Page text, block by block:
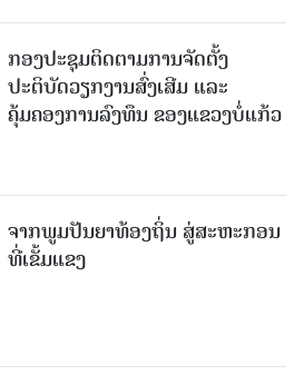
ກອງປະຊຸມຕິດຕາມການຈັດຕັ້ງ
ປະຕິບັດວຽກງານສົ່ງເສີມ ແລະ
ຄຸ້ມຄອງການລົງທຶນ ຂອງແຂວງບໍ່ແກ້ວ
ຈາກພູມປັນຍາທ້ອງຖິ່ນ ສູ່ສະຫະກອນ
ທີ່ເຂັ້ມແຂງ